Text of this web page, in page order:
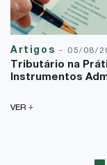
Artigos - 05/08/
Tributário na
Instrumentos
VER +